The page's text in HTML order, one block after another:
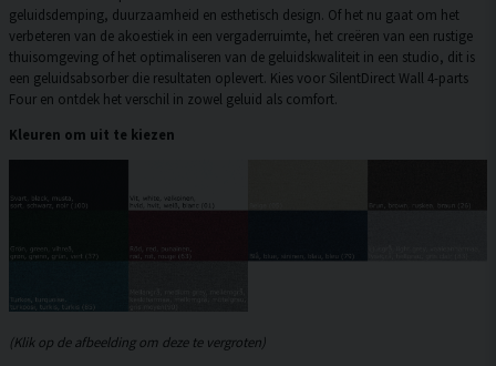
geluidsdemping, duurzaamheid en esthetisch design. Of het nu gaat om het
verbeteren van de akoestiek in een vergaderruimte, het creëren van een rustige
thuisomgeving of het optimaliseren van de geluidskwaliteit in een studio, dit is
een geluidsabsorber die resultaten oplevert. Kies voor SilentDirect Wall 4-parts
Four en ontdek het verschil in zowel geluid als comfort.
Kleuren om uit te kiezen
(Klik op de afbeelding om deze te vergroten)